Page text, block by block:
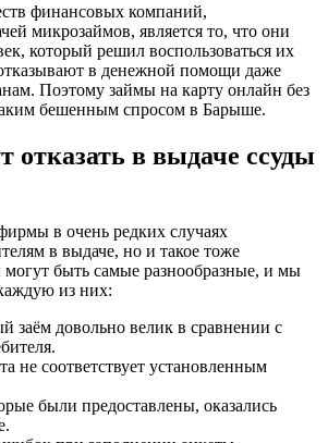
финансовых компаний,
микрозаймов, является то, что они
который решил воспользоваться их
в денежной помощи даже
Поэтому займы на карту онлайн без
бешенным спросом в Барыше.
отказать в выдаче ссуды
в очень редких случаях
в выдаче, но и такое тоже
быть самые разнообразные, и мы
из них:
заём довольно велик в сравнении с
не соответствует установленным
были предоставлены, оказались